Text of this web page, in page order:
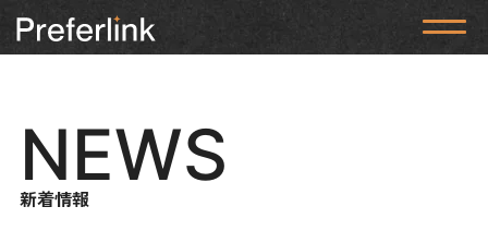
NEWS
新着情報